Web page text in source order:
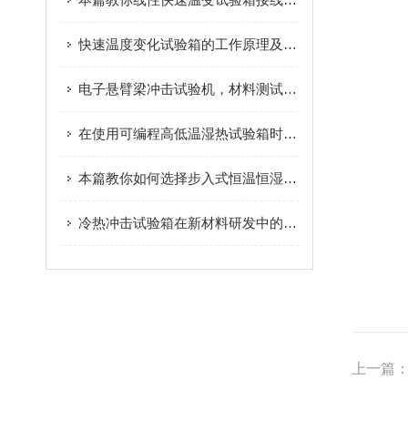
快速温度变化试验箱的工作原理及应用范围
电子悬臂梁冲击试验机，材料测试的工具
在使用可编程高低温湿热试验箱时有哪些注意事项呢
本篇教你如何选择步入式恒温恒湿试验房
冷热冲击试验箱在新材料研发中的应用与创新探索
上一篇